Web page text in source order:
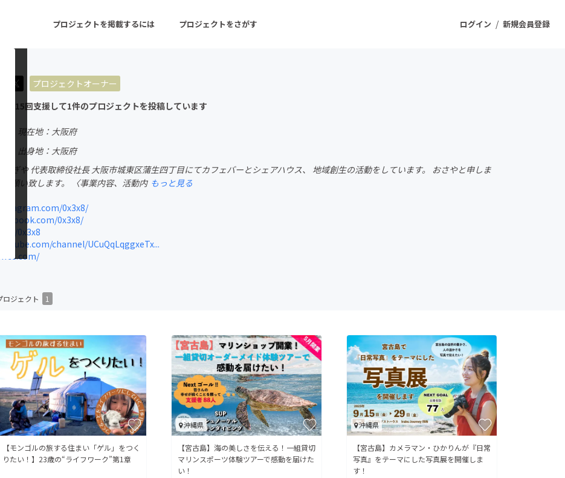
ログイン / 新規会員登録
プロジェクトを掲載するには プロジェクトをさがす
のリターン 注目の新着プロジェクト 募集終了が近いプロジェクト
音楽
ゲーム・サービス開発 フード・飲食店
ファッション
チャレンジ
CAMPFIREふるさと納税
プロジェクトオーナー
に15回支援して1件のプロジェクトを投稿しています
現在地：大阪府
出身地：大阪府
むぎや 代表取締役社長 大阪市城東区蒲生四丁目にてカフェバーとシェアハウス、 地域創生の活動をしています。 おさやと申しま
お願い致します。 〈事業内容、活動内 もっと見る
0x3x8/
0x3x8/
0x3x8
channel/UCuQqLqggxeTx...
ロジェクト 1
【モンゴルの旅する住まい「ゲル」をつく
りたい！】23歳の“ライフワーク”第1章
沖縄県
【宮古島】海の美しさを伝える！一組貸切
マリンスポーツ体験ツアーで感動を届けた
い！
沖縄県
【宮古島】カメラマン・ひかりんが『日常
写真』をテーマにした写真展を開催しま
す！